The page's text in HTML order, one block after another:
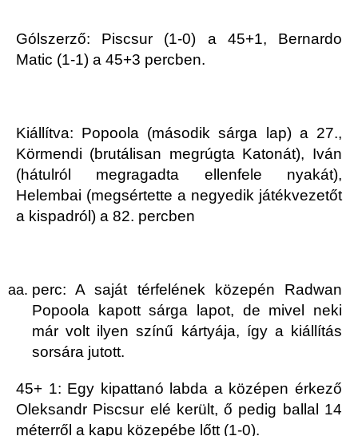
Gólszerző: Piscsur (1-0) a 45+1, Bernardo
Matic (1-1) a 45+3 percben.
Kiállítva: Popoola (második sárga lap) a 27.,
Körmendi (brutálisan megrúgta Katonát), Iván
(hátulról megragadta ellenfele nyakát),
Helembai (megsértette a negyedik játékvezetőt
a kispadról) a 82. percben
perc: A saját térfelének közepén Radwan
Popoola kapott sárga lapot, de mivel neki
már volt ilyen színű kártyája, így a kiállítás
sorsára jutott.
45+ 1: Egy kipattanó labda a középen érkező
Oleksandr Piscsur elé került, ő pedig ballal 14
méterről a kapu közepébe lőtt (1-0).